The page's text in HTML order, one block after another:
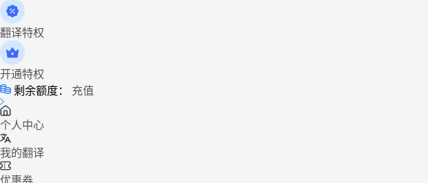
翻译特权
开通特权
剩余额度：
充值
个人中心
我的翻译
优惠券